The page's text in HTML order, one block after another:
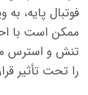
فوتبال پایه،
ممکن است با
تنش و استرس
را تحت تأثیر